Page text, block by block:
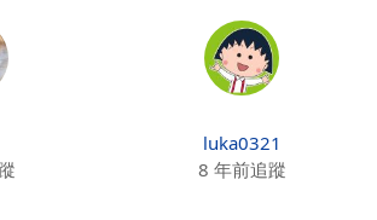
luka0321
8 年前追蹤